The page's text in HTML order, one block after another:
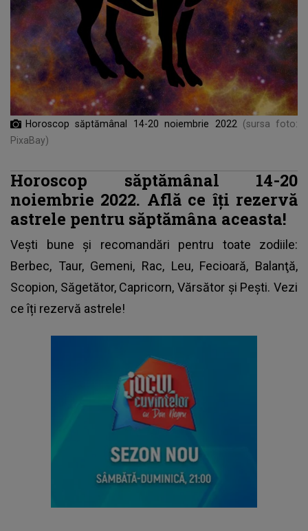
Horoscop săptămânal 14-20 noiembrie 2022
(sursa foto:
PixaBay)
Horoscop săptămânal 14-20
noiembrie 2022. Află ce îți rezervă
astrele pentru săptămâna aceasta!
Vești bune și recomandări pentru toate zodiile:
Berbec, Taur, Gemeni, Rac, Leu, Fecioară, Balanţă,
Scopion, Săgetător, Capricorn, Vărsător şi Peşti. Vezi
ce îți rezervă astrele!